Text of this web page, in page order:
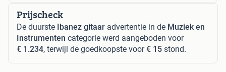
Prijscheck
De duurste Ibanez gitaar advertentie in de Muziek en
Instrumenten categorie werd aangeboden voor
€ 1.234, terwijl de goedkoopste voor€ 15 stond.